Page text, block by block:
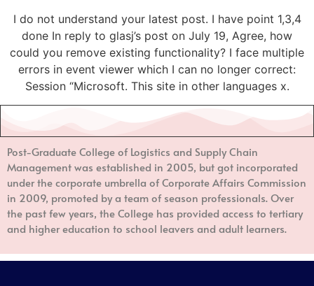
I do not understand your latest post. I have point 1,3,4
done In reply to glasj’s post on July 19, Agree, how
could you remove existing functionality? I face multiple
errors in event viewer which I can no longer correct:
Session “Microsoft. This site in other languages x.
Post-Graduate College of Logistics and Supply Chain
Managementwas established in 2005, but got incorporated
under the corporate umbrella of Corporate Affairs Commission
in 2009, promoted by a team of season professionals. Over
the past few years, the College has provided access to tertiary
and higher education to school leavers and adult learners.